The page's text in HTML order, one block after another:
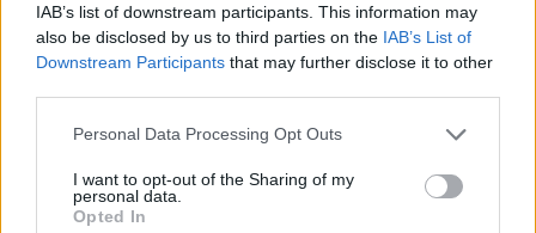
IAB’s list of downstream participants. This information may
also be disclosed by us to third parties on the IAB’s List of
Downstream Participants that may further disclose it to other
Personal Data Processing Opt Outs
I want to opt-out of the Sharing of my
personal data.
Opted In
*Medic din Timișoara: „Știu că aveți o listă
lungă cu «motivele» pentru care nu vreți să vă
Care e mai lungă decât lista voastră. Pe lista
mea se află vieți, iar la voi – aberații”